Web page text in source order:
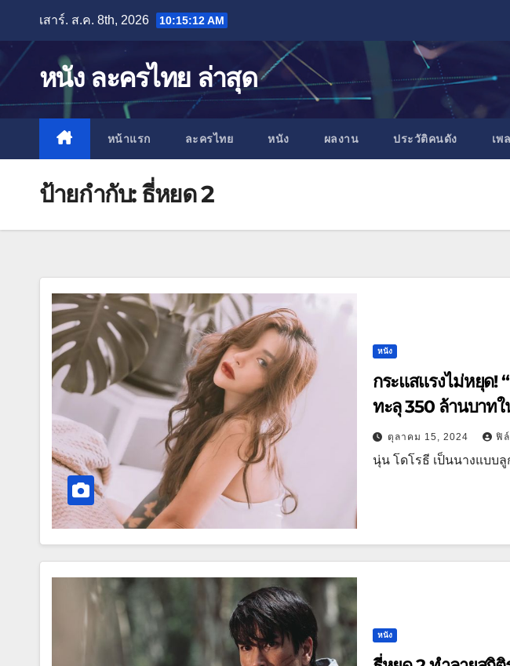
content
เสาร์. ส.ค. 8th, 2026 10:15:13 AM
หนัง ละครไทย ล่าสุด
หน้าแรก ละครไทย หนัง ผลงาน ประวัติคนดัง เพ
ป้ายกำกับ:ธี่หยด 2
หนัง
กระแสแรงไม่หยุด!
ทะลุ 350 ล้านบาท
ตุลาคม 15, 2024 ฟิ
นุ่น โดโรธี เป็นนางแบบ
หนัง